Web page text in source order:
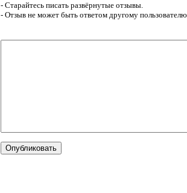
- Старайтесь писать развёрнутые отзывы.
- Отзыв не может быть ответом другому